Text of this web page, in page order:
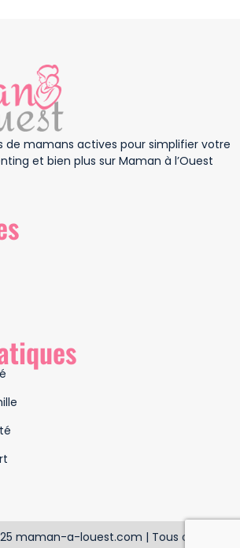
de mamans actives pour simplifier votre
et bien plus sur Maman à l’Ouest
maman-a-louest.com | Tous droits